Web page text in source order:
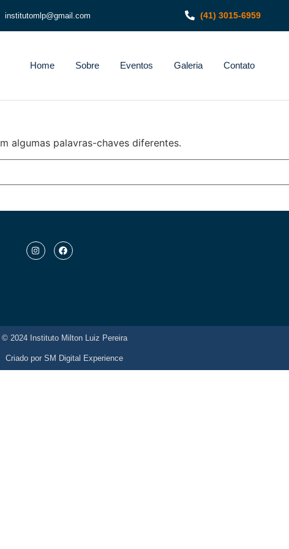
institutomlp@gmail.com (41) 3015-6959
Home Sobre Eventos Galeria Contato
algumas palavras-chaves diferentes.
© 2024 Instituto Milton Luiz Pereira
Criado por SM Digital Experience